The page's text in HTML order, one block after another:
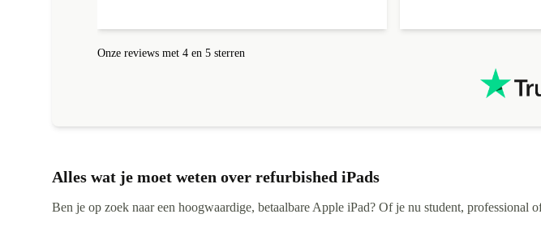
Onze reviews met 4 en 5 sterren
Alles wat je moet weten over refurbished iPads
Ben je op zoek naar een hoogwaardige, betaalbare Apple iPad? Of je nu student,